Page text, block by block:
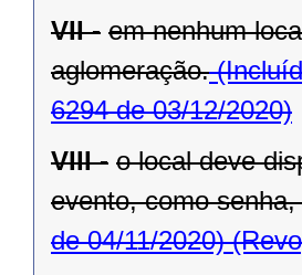
VII - em nenhum
aglomeração.
6294 de 03/12/2020)
VIII - o local deve
evento, como
de 04/11/2020)